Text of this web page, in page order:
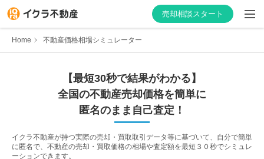
売却相談スタート
はじめての方へ
物件の価格を知る
Home 不動産価格相場シミュレーター
【最短30秒で結果がわかる】
全国の不動産売却価格を簡単に
匿名のまま自己査定！
イクラ不動産が持つ実際の売却・買取取引データ等に基づいて、自分で簡単
に匿名で、不動産の売却・買取価格の相場や査定額を最短３０秒でシミュレ
ーションできます。